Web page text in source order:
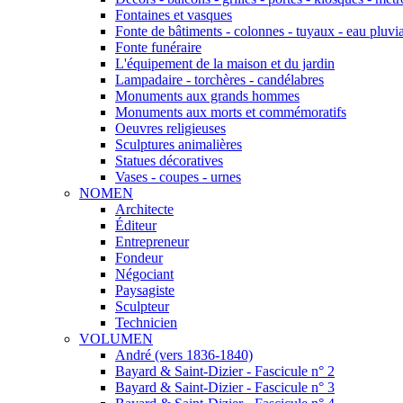
Fontaines et vasques
Fonte de bâtiments - colonnes - tuyaux - eau
Fonte funéraire
L'équipement de la maison et du jardin
Lampadaire - torchères - candélabres
Monuments aux grands hommes
Monuments aux morts et commémoratifs
Oeuvres religieuses
Sculptures animalières
Statues décoratives
Vases - coupes - urnes
NOMEN
Architecte
Éditeur
Entrepreneur
Fondeur
Négociant
Paysagiste
Sculpteur
Technicien
VOLUMEN
André (vers 1836-1840)
Bayard & Saint-Dizier - Fascicule n° 2
Bayard & Saint-Dizier - Fascicule n° 3